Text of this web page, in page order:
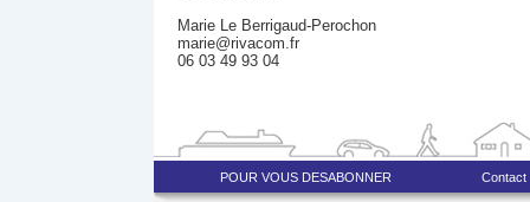
Marie Le Berrigaud-Perochon
marie@rivacom.fr
06 03 49 93 04
POUR VOUS DESABONNER Contact